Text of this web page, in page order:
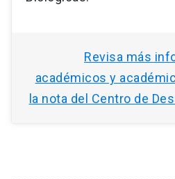
Revisa más
académicos y
la nota del Centro de